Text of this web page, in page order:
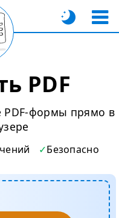
PDF
PDF-формы прямо в
Безопасно